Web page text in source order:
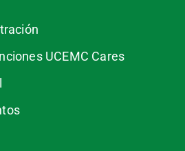
UCEMC Cares